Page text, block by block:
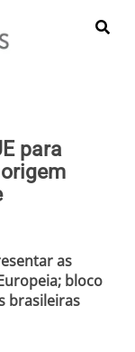
para
as
bloco
brasileiras